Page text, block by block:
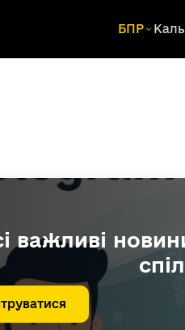
БПР
важливі